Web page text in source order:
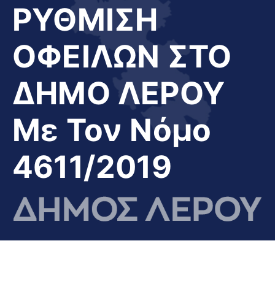
Διαφάνεια
Το
Νησί
Μας
ΡΥΘΜΙΣΗ
ΟΦΕΙΛΩΝ ΣΤΟ
ΔΗΜΟ ΛΕΡΟΥ
Με Τον Νόμο
4611/2019